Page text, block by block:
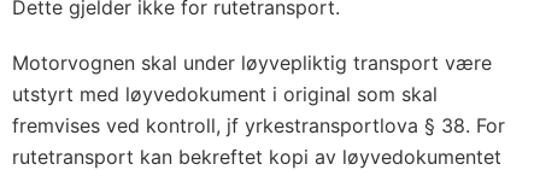
Dette gjelder ikke for rutetransport.
Motorvognen skal under løyvepliktig transport være
utstyrt med løyvedokument i original som skal
fremvises ved kontroll, jf yrkestransportlova § 38. For
rutetransport kan bekreftet kopi av løyvedokumentet